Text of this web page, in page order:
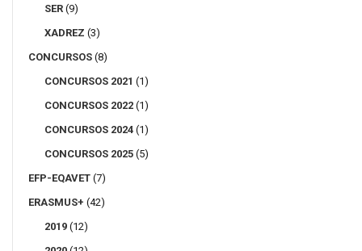
SER (9)
XADREZ (3)
CONCURSOS (8)
CONCURSOS 2021 (1)
CONCURSOS 2022 (1)
CONCURSOS 2024 (1)
CONCURSOS 2025 (5)
EFP-EQAVET (7)
ERASMUS+ (42)
2019 (12)